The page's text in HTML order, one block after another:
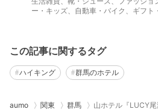
ー・キッズ、自動車・バイク、ギフト
この記事に関するタグ
ハイキング 群馬のホテル
aumo 関東 群馬 山ホテル『LUCY